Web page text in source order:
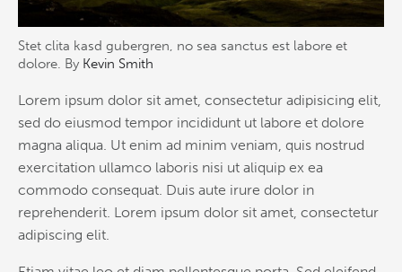
Stet clita kasd gubergren, no sea sanctus est labore et
dolore. By Kevin Smith
Lorem ipsum dolor sit amet, consectetur adipisicing elit,
sed do eiusmod tempor incididunt ut labore et dolore
magna aliqua. Ut enim ad minim veniam, quis nostrud
exercitation ullamco laboris nisi ut aliquip ex ea
commodo consequat. Duis aute irure dolor in
reprehenderit. Lorem ipsum dolor sit amet, consectetur
adipiscing elit.